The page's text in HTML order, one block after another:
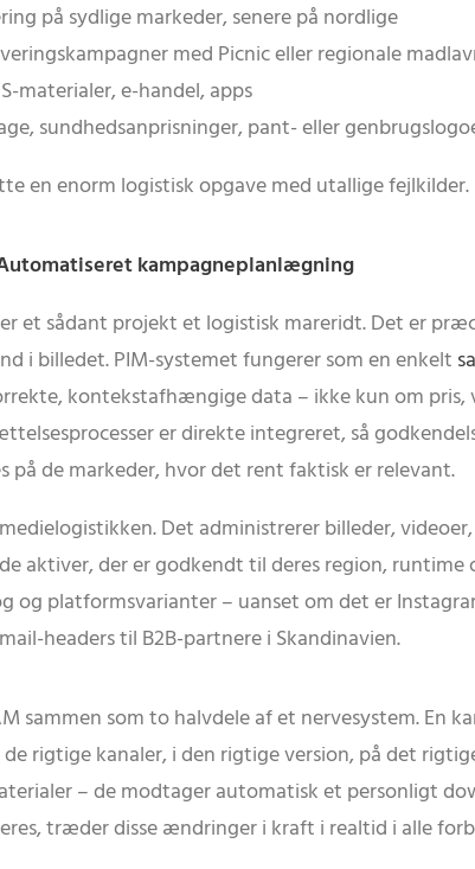
på sydlige markeder, senere på nordlige
med Picnic eller regionale
materialer, e-handel, apps
sundhedsanprisninger, pant- eller
en enorm logistisk opgave med utallige fejlkilder.
kampagneplanlægning
et sådant projekt et logistisk mareridt. Det er
i billedet. PIM-systemet fungerer som en enkelt
kontekstafhængige data – ikke kun om
er direkte integreret, så
de markeder, hvor det rent faktisk er relevant.
Det administrerer billeder,
aktiver, der er godkendt til deres region,
og platformsvarianter – uanset om det er
headers til B2B-partnere i Skandinavien.
som to halvdele af et nervesystem. En
rigtige kanaler, i den rigtige version, på det
– de modtager automatisk et personligt
træder disse ændringer i kraft i realtid i alle